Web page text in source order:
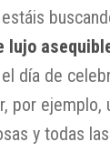
lujo
día de
por ejemplo,
y todas